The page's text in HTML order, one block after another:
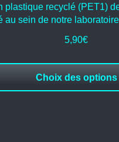
plastique recyclé (PET1)
au sein de notre
5,90€
Choix des options